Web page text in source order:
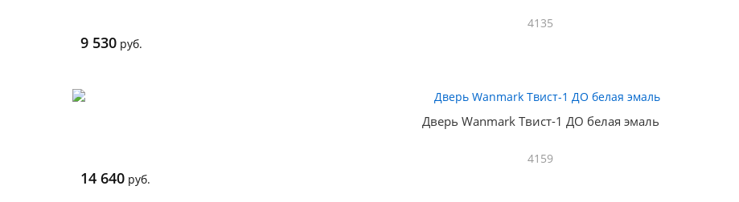
4135
9 530 руб.
Дверь Wanmark Твист-1 ДО белая эмаль
4159
14 640 руб.